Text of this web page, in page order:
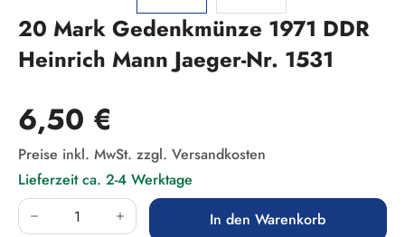
20 Mark Gedenkmünze 1971 DDR
Heinrich Mann Jaeger-Nr. 1531
Regulärer Preis:
6,50 €
Preise inkl. MwSt. zzgl. Versandkosten
Lieferzeit ca. 2-4 Werktage
Produkt Anzahl: Gib den gewünschten Wert
In den Warenkorb